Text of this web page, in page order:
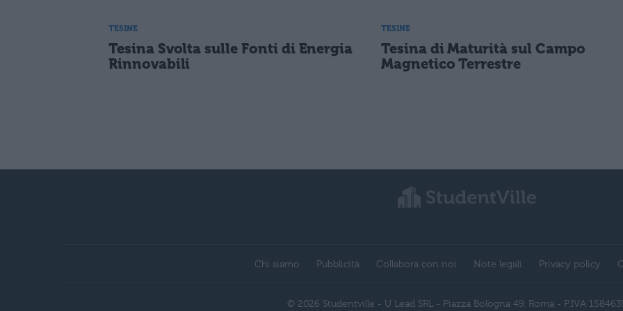
TESINE
Tesina Svolta sulle Fonti di Energia
Rinnovabili
TESINE
Tesina di Maturità sul Campo
Magnetico Terrestre
Chi siamo Pubblicità Collabora con noi Note legali Privacy policy
© 2026 Studentville - U Lead SRL - Piazza Bologna 49, Roma - P.IVA